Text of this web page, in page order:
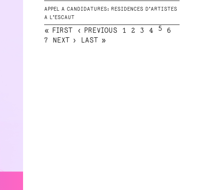
APPEL A CANDIDATURES: RESIDENCES D’ARTISTES
A L’ESCAUT
« FIRST ‹ PREVIOUS 1 2 3 4 5
6
7
NEXT › LAST »